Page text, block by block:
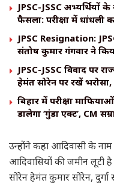
JPSC-JSSC अभ्यर्थियों
फैसला: परीक्षा में धांधली
JPSC Resignation:
संतोष कुमार गंगवार ने
JPSC-JSSC विवाद पर
हेमंत सोरेन पर रखें
बिहार में परीक्षा
डालेगा ‘गुंडा एक्ट’, CM
उन्होंने कहा आदिवासी के
आदिवासियों की जमीन लूटी
सोरेन हेमंत कुमार सोरेन, दुर्गा